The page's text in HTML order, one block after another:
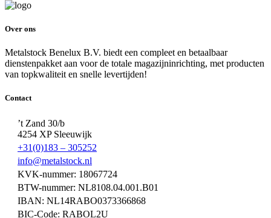
Over ons
Metalstock Benelux B.V. biedt een compleet en betaalbaar
dienstenpakket aan voor de totale magazijninrichting, met producten
van topkwaliteit en snelle levertijden!
Contact
’t Zand 30/b
4254 XP Sleeuwijk
+31(0)183 – 305252
info@metalstock.nl
KVK-nummer: 18067724
BTW-nummer: NL8108.04.001.B01
IBAN: NL14RABO0373366868
BIC-Code: RABOL2U